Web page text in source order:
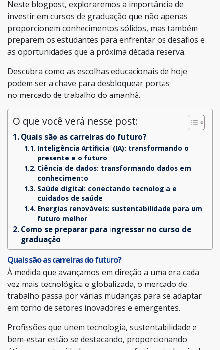
Neste blogpost, exploraremos a importância de
investir em cursos de graduação que não apenas
proporcionem conhecimentos sólidos, mas também
preparem os estudantes para enfrentar os desafios e
as oportunidades que a próxima década reserva.
Descubra como as escolhas educacionais de hoje
podem ser a chave para desbloquear portas
no mercado de trabalho do amanhã.
O que você verá nesse post:
Quais são as carreiras do futuro?
Inteligência Artificial (IA): transformando o
presente e o futuro
Ciência de dados: transformando dados em
conhecimento
Saúde digital: conectando tecnologia e
cuidados de saúde
Energias renováveis: sustentabilidade para um
futuro melhor
Como se preparar para ingressar no curso de
graduação
Quais são as carreiras do futuro?
À medida que avançamos em direção a uma era cada
vez mais tecnológica e globalizada, o mercado de
trabalho passa por várias mudanças para se adaptar
em torno de setores inovadores e emergentes.
Profissões que unem tecnologia, sustentabilidade e
bem-estar estão se destacando, proporcionando